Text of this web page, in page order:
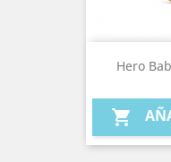
Hero
